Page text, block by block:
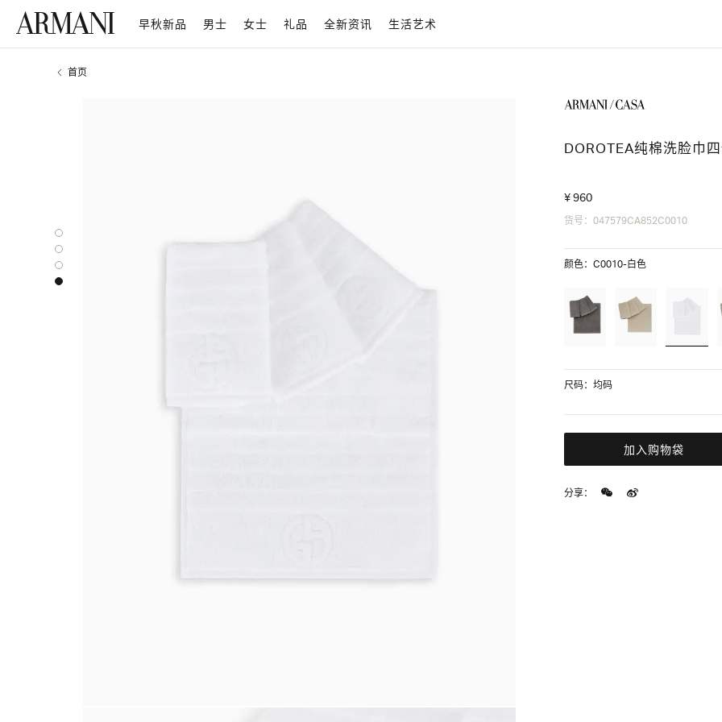
早秋新品 男士 女士 礼品 全新资讯 生活艺术
首页
DOROTEA纯棉洗脸巾
¥ 960
货号：047579CA852C0010
颜色：C0010-白色
尺码：均码
加入购物袋
分享：